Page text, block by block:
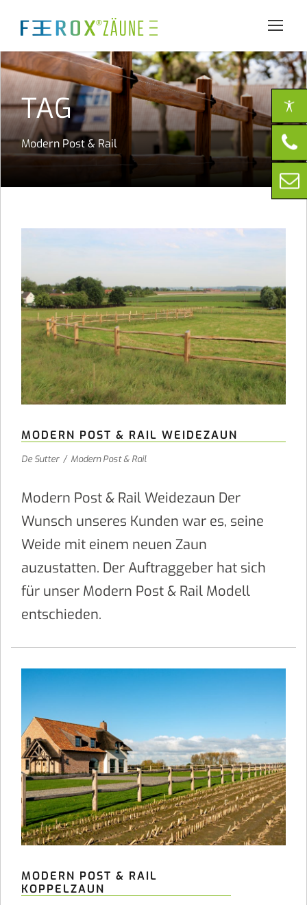
TAG
Modern Post & Rail
MODERN POST & RAIL WEIDEZAUN
De Sutter / Modern Post & Rail
Modern Post & Rail Weidezaun Der
Wunsch unseres Kunden war es, seine
Weide mit einem neuen Zaun
auzustatten. Der Auftraggeber hat sich
für unser Modern Post & Rail Modell
entschieden.
MODERN POST & RAIL
KOPPELZAUN